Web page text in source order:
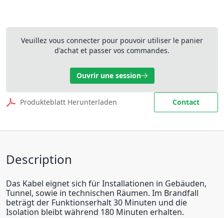
Veuillez vous connecter pour pouvoir utiliser le panier
d'achat et passer vos commandes.
Ouvrir une session
Produkteblatt Herunterladen Contact
Description
Das Kabel eignet sich für Installationen in Gebäuden,
Tunnel, sowie in technischen Räumen. Im Brandfall
beträgt der Funktionserhalt 30 Minuten und die
Isolation bleibt während 180 Minuten erhalten.